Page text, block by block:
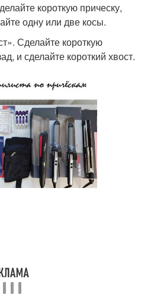
короткую прическу,
одну или две косы.
Сделайте короткую
и сделайте короткий хвост.